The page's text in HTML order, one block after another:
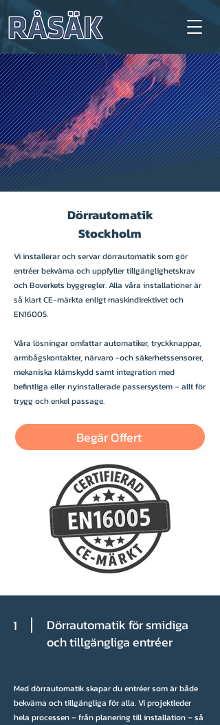
Dörrautomatik
Stockholm
Vi installerar och servar dörrautomatik som gör
entréer bekväma och uppfyller tillgänglighetskrav
och Boverkets byggregler. Alla våra installationer är
så klart CE-märkta enligt maskindirektivet och
EN16005.
Våra lösningar omfattar automatiker, tryckknappar,
armbågskontakter, närvaro -och säkerhetssensorer,
mekaniska klämskydd samt integration med
befintliga eller nyinstallerade passersystem – allt för
trygg och enkel passage.
Begär Offert
1
Dörrautomatik för smidiga
och tillgängliga entréer
Med dörrautomatik skapar du entréer som är både
bekväma och tillgängliga för alla. Vi projektleder
hela processen – från planering till installation – så